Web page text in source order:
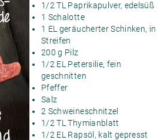
1/2 TL Paprikapulver, edelsüß
1 Schalotte
1 EL geräucherter Schinken, in
Streifen
200 g Pilz
1/2 EL Petersilie, fein
geschnitten
Pfeffer
Salz
2 Schweineschnitzel
1/2 TL Thymianblatt
1/2 EL Rapsöl, kalt gepresst